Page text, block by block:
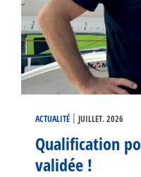
ACTUALITÉ | JUILLET. 2026
Qualification
validée !